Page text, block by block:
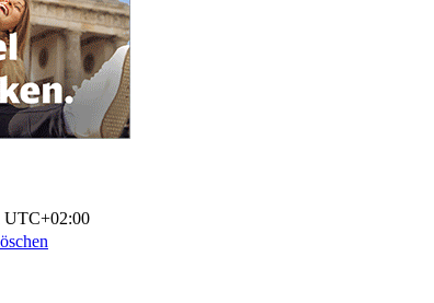
UTC+02:00